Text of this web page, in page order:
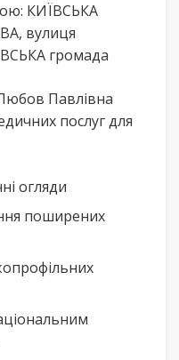
КИЇВСЬКА
вулиця
громада
Павлівна
послуг для
огляди
поширених